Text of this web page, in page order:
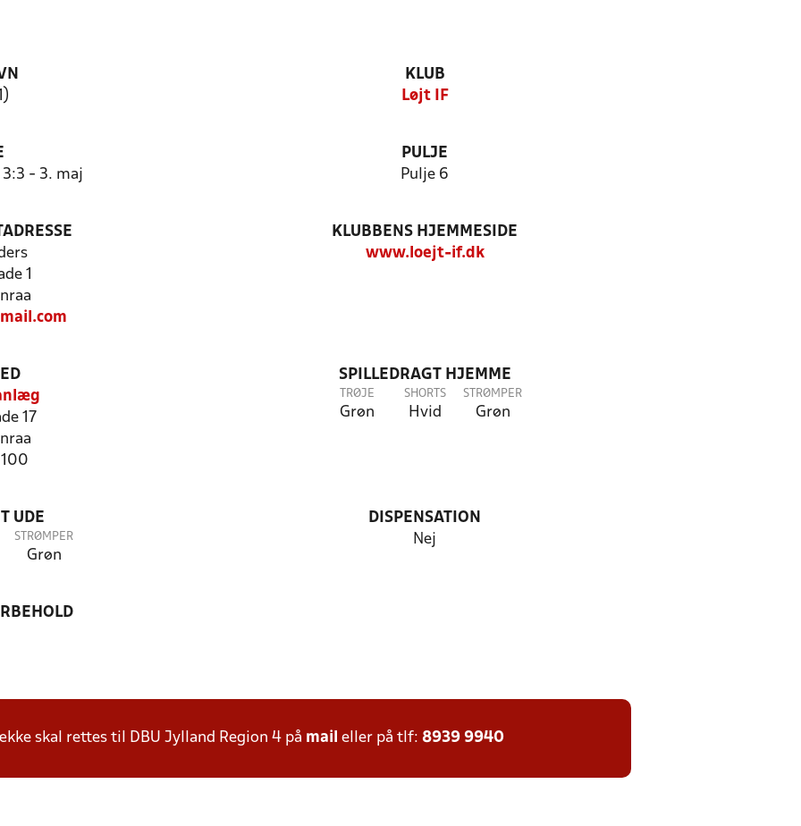
KLUB
Løjt IF
- 3. maj
PULJE
Pulje 6
1
KLUBBENS HJEMMESIDE
www.loejt-if.dk
17
SPILLEDRAGT HJEMME
TRØJE
Grøn
SHORTS
Hvid
STRØMPER
Grøn
UDE
STRØMPER
Grøn
DISPENSATION
Nej
skal rettes til DBU Jylland Region 4 på mail eller på tlf: 8939 9940